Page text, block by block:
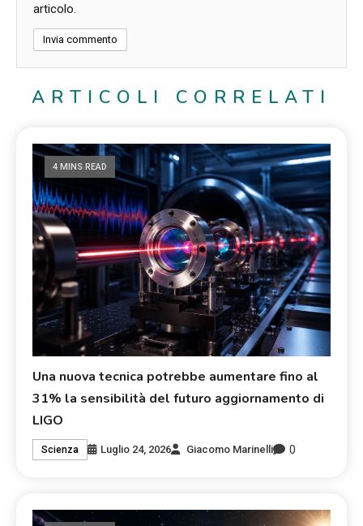
articolo.
ARTICOLI CORRELATI
4 MINS READ
Una nuova tecnica potrebbe aumentare fino al
31% la sensibilità del futuro aggiornamento di
LIGO
Scienza Luglio 24, 2026 Giacomo Marinelli 0